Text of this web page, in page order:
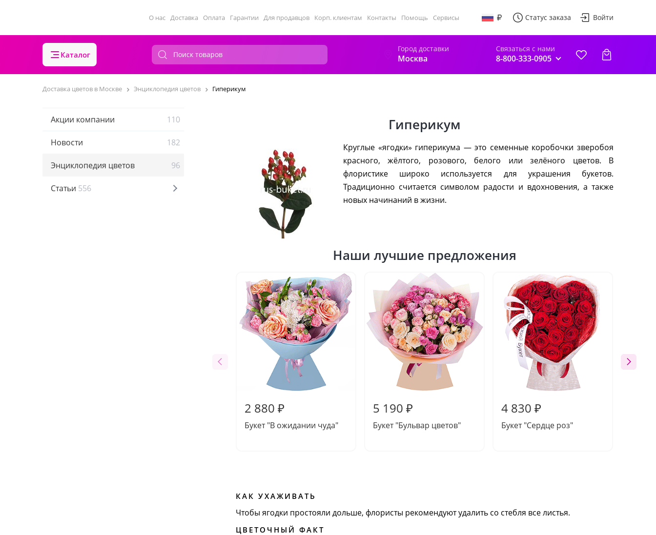
О нас Доставка Оплата Гарантии Для продавцов Корп. клиентам Контакты Помощь Сервисы Статус заказа Войти
Каталог
Город доставки
Москва
Связаться с нами
8-800-333-0905
Доставка цветов в Москве Энциклопедия цветов Гиперикум
Акции компании 110
Новости 182
Энциклопедия цветов 96
Статьи 556
Гиперикум
Круглые «ягодки» гиперикума — это семенные коробочки зверобоя
красного, жёлтого, розового, белого или зелёного цветов. В
флористике широко используется для украшения букетов.
Традиционно считается символом радости и вдохновения, а также
новых начинаний в жизни.
Наши лучшие предложения
2 880 ₽
Букет "В ожидании чуда"
5 190 ₽
Букет "Бульвар цветов"
4 830 ₽
Букет "Сердце роз"
КАК УХАЖИВАТЬ
Чтобы ягодки простояли дольше, флористы рекомендуют удалить со стебля все листья.
ЦВЕТОЧНЫЙ ФАКТ